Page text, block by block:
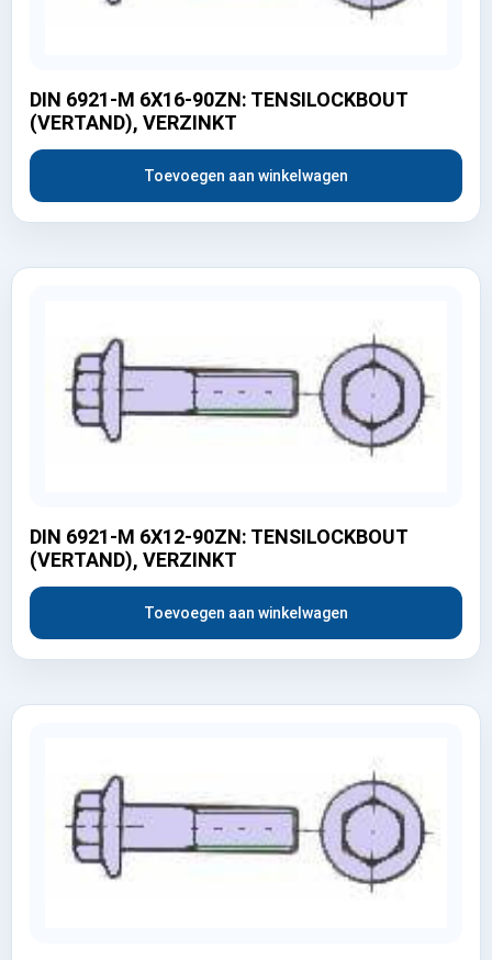
DIN 6921-M 6X16-90ZN: TENSILOCKBOUT
(VERTAND), VERZINKT
Toevoegen aan winkelwagen
DIN 6921-M 6X12-90ZN: TENSILOCKBOUT
(VERTAND), VERZINKT
Toevoegen aan winkelwagen